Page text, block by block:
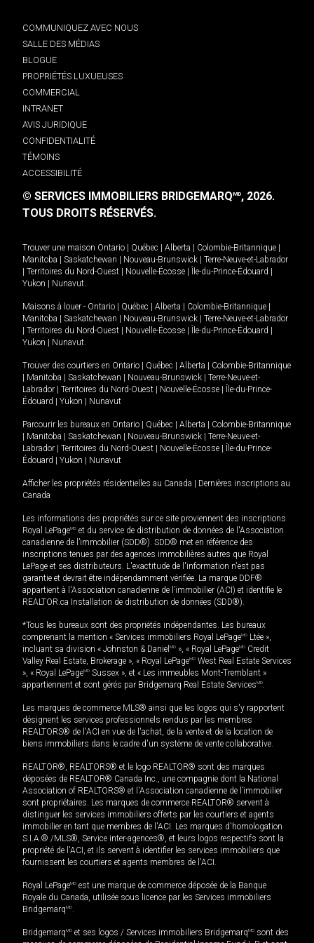
COMMUNIQUEZ AVEC NOUS
SALLE DES MÉDIAS
BLOGUE
PROPRIÉTÉS LUXUEUSES
COMMERCIAL
INTRANET
AVIS JURIDIQUE
CONFIDENTIALITÉ
TÉMOINS
ACCESSIBILITÉ
© SERVICES IMMOBILIERS BRIDGEMARQMD, 2026.
TOUS DROITS RÉSERVÉS.
Trouver une maison Ontario Québec Alberta Colombie-Britannique
Manitoba
Saskatchewan Nouveau-Brunswick
Terre-Neuve-et-Labrador
Territoires du Nord-Ouest Nouvelle-Écosse Île-du-Prince-Édouard
Yukon
Nunavut.
Maisons à louer - Ontario Québec Alberta Colombie-Britannique
Manitoba
Saskatchewan Nouveau-Brunswick
Terre-Neuve-et-Labrador
Territoires du Nord-Ouest Nouvelle-Écosse Île-du-Prince-Édouard
Yukon
Nunavut.
Trouver des courtiers en Ontario Québec Alberta
Colombie-Britannique
Manitoba Saskatchewan Nouveau-Brunswick
Terre-Neuve-et-
Labrador
Territoires du Nord-Ouest Nouvelle-Écosse
Île-du-Prince-
Édouard
Yukon Nunavut
Parcourir les bureaux en Ontario Québec Alberta
Colombie-Britannique
Manitoba Saskatchewan Nouveau-Brunswick
Terre-Neuve-et-
Labrador
Territoires du Nord-Ouest Nouvelle-Écosse
Île-du-Prince-
Édouard
Yukon Nunavut
Afficher les propriétés résidentielles au Canada
Dernières inscriptions au
Canada
Les informations des propriétés sur ce site proviennent des inscriptions
Royal LePageMD et du service de distribution de données de l'Association
canadienne de l’immobilier (SDD®). SDD® met en référence des
inscriptions tenues par des agences immobilières autres que Royal
LePage et ses distributeurs. L'exactitude de l'information n'est pas
garantie et devrait être indépendamment vérifiée. La marque DDF®
appartient à l'Association canadienne de l’immobilier (ACI) et identifie le
REALTOR.ca Installation de distribution de données (SDD®).
*Tous les bureaux sont des propriétés indépendantes. Les bureaux
comprenant la mention « Services immobiliers Royal LePageMD Ltée »,
incluant sa division « Johnston & Daniel MD », « Royal LePageMD Credit
Valley Real Estate, Brokerage », « Royal LePageMD West Real Estate Services
», « Royal LePageMD Sussex », et « Les immeubles Mont-Tremblant »
appartiennent et sont gérés par Bridgemarq Real Estate ServicesMD.
Les marques de commerce MLS® ainsi que les logos qui s'y rapportent
désignent les services professionnels rendus par les membres
REALTORS® de l'ACI en vue de l'achat, de la vente et de la location de
biens immobiliers dans le cadre d'un système de vente collaborative.
REALTOR®, REALTORS® et le logo REALTOR® sont des marques
déposées de REALTOR® Canada Inc., une compagnie dont la National
Association of REALTORS® et l'Association canadienne de l’immobilier
sont propriétaires. Les marques de commerce REALTOR® servent à
distinguer les services immobiliers offerts par les courtiers et agents
immobilier en tant que membres de l'ACI. Les marques d'homologation
S.I.A.® /MLS®, Service inter-agences®, et leurs logos respectifs sont la
propriété de l'ACI, et ils servent à identifier les services immobiliers que
fournissent les courtiers et agents membres de l'ACI.
Royal LePageMD est une marque de commerce déposée de la Banque
Royale du Canada, utilisée sous licence par les Services immobiliers
BridgemarqMD.
BridgemarqMD et ses logos / Services immobiliers BridgemarqMD sont des